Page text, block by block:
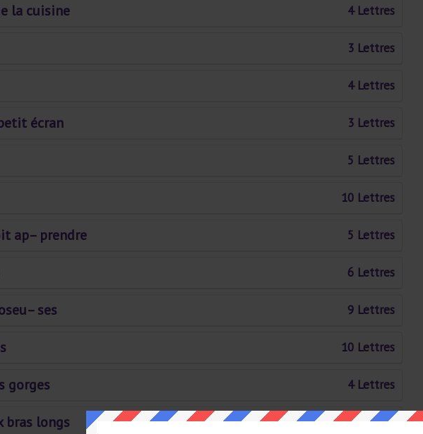
la cuisine 4 Lettres
3 Lettres
4 Lettres
écran 3 Lettres
5 Lettres
10 Lettres
ap– prendre 5 Lettres
6 Lettres
ses 9 Lettres
10 Lettres
gorges 4 Lettres
bras longs 6 Lettres